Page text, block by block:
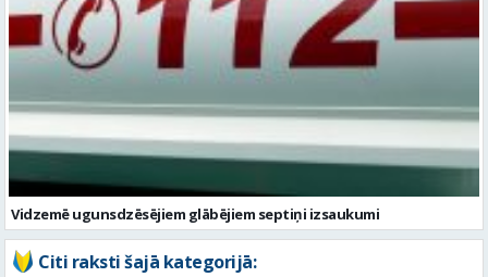
Vidzemē ugunsdzēsējiem glābējiem septiņi izsaukumi
Citi raksti šajā kategorijā: